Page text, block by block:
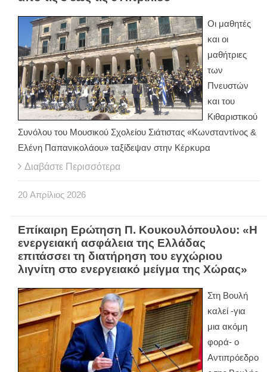
Οι μαθητές
και οι
μαθήτριες
των
Πνευστών
και του
Κιθαριστικού
Συνόλου του Μουσικού Σχολείου Σιάτιστας «Κωνσταντίνος &
Ελένη Παπανικολάου» ταξίδεψαν στην Κέρκυρα
Διαβάστε Περισσότερα
20 Απρίλιος 2026
Επίκαιρη Ερώτηση Π. Κουκουλόπουλου: «Η
ενεργειακή ασφάλεια της Ελλάδας
επιτάσσει τη διατήρηση του εγχώριου
λιγνίτη στο ενεργειακό μείγμα της Χώρας»
Στη Βουλή
καλεί -για
μια ακόμη
φορά- ο
Αντιπρόεδρο